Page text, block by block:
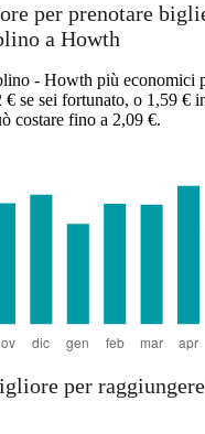
per prenotare
a Howth
- Howth più economici
se sei fortunato, o 1,59 €
costare fino a 2,09 €.
per